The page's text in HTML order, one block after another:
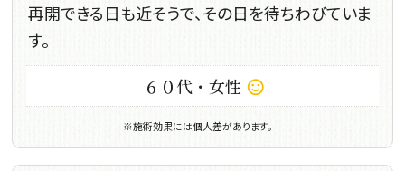
再開できる日も近そうで、その日を待ちわびていま
す。
６０代・女性 sentiment_satisfied_alt
※施術効果には個人差があります。